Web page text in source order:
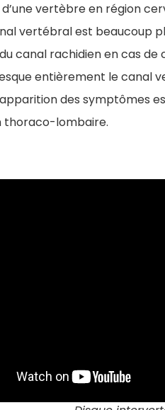
d’une vertèbre en région
vertébral est beaucoup
canal rachidien en cas de
entièrement le canal
des symptômes
thoraco-lombaire.